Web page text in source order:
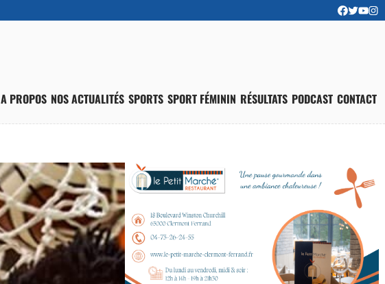
A PROPOS NOS ACTUALITÉS SPORTS SPORT FÉMININ RÉSULTATS PODCAST CONTACT